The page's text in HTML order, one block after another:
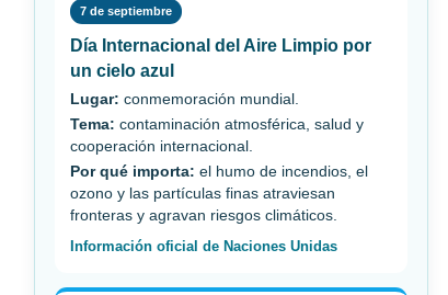
7 de septiembre
Día Internacional del Aire Limpio por
un cielo azul
Lugar: conmemoración mundial.
Tema: contaminación atmosférica, salud y
cooperación internacional.
Por qué importa: el humo de incendios, el
ozono y las partículas finas atraviesan
fronteras y agravan riesgos climáticos.
Información oficial de Naciones Unidas